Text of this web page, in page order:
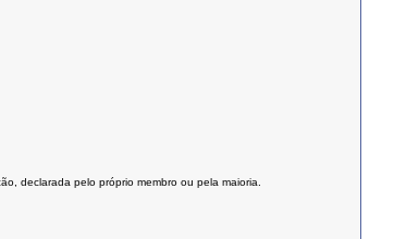
declarada pelo próprio membro ou pela maioria.